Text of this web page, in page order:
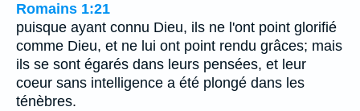
Romains 1:21
puisque ayant connu Dieu, ils ne l'ont point glorifié
comme Dieu, et ne lui ont point rendu grâces; mais
ils se sont égarés dans leurs pensées, et leur
coeur sans intelligence a été plongé dans les
ténèbres.